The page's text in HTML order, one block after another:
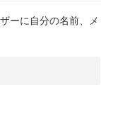
ーに自分の名前、メ